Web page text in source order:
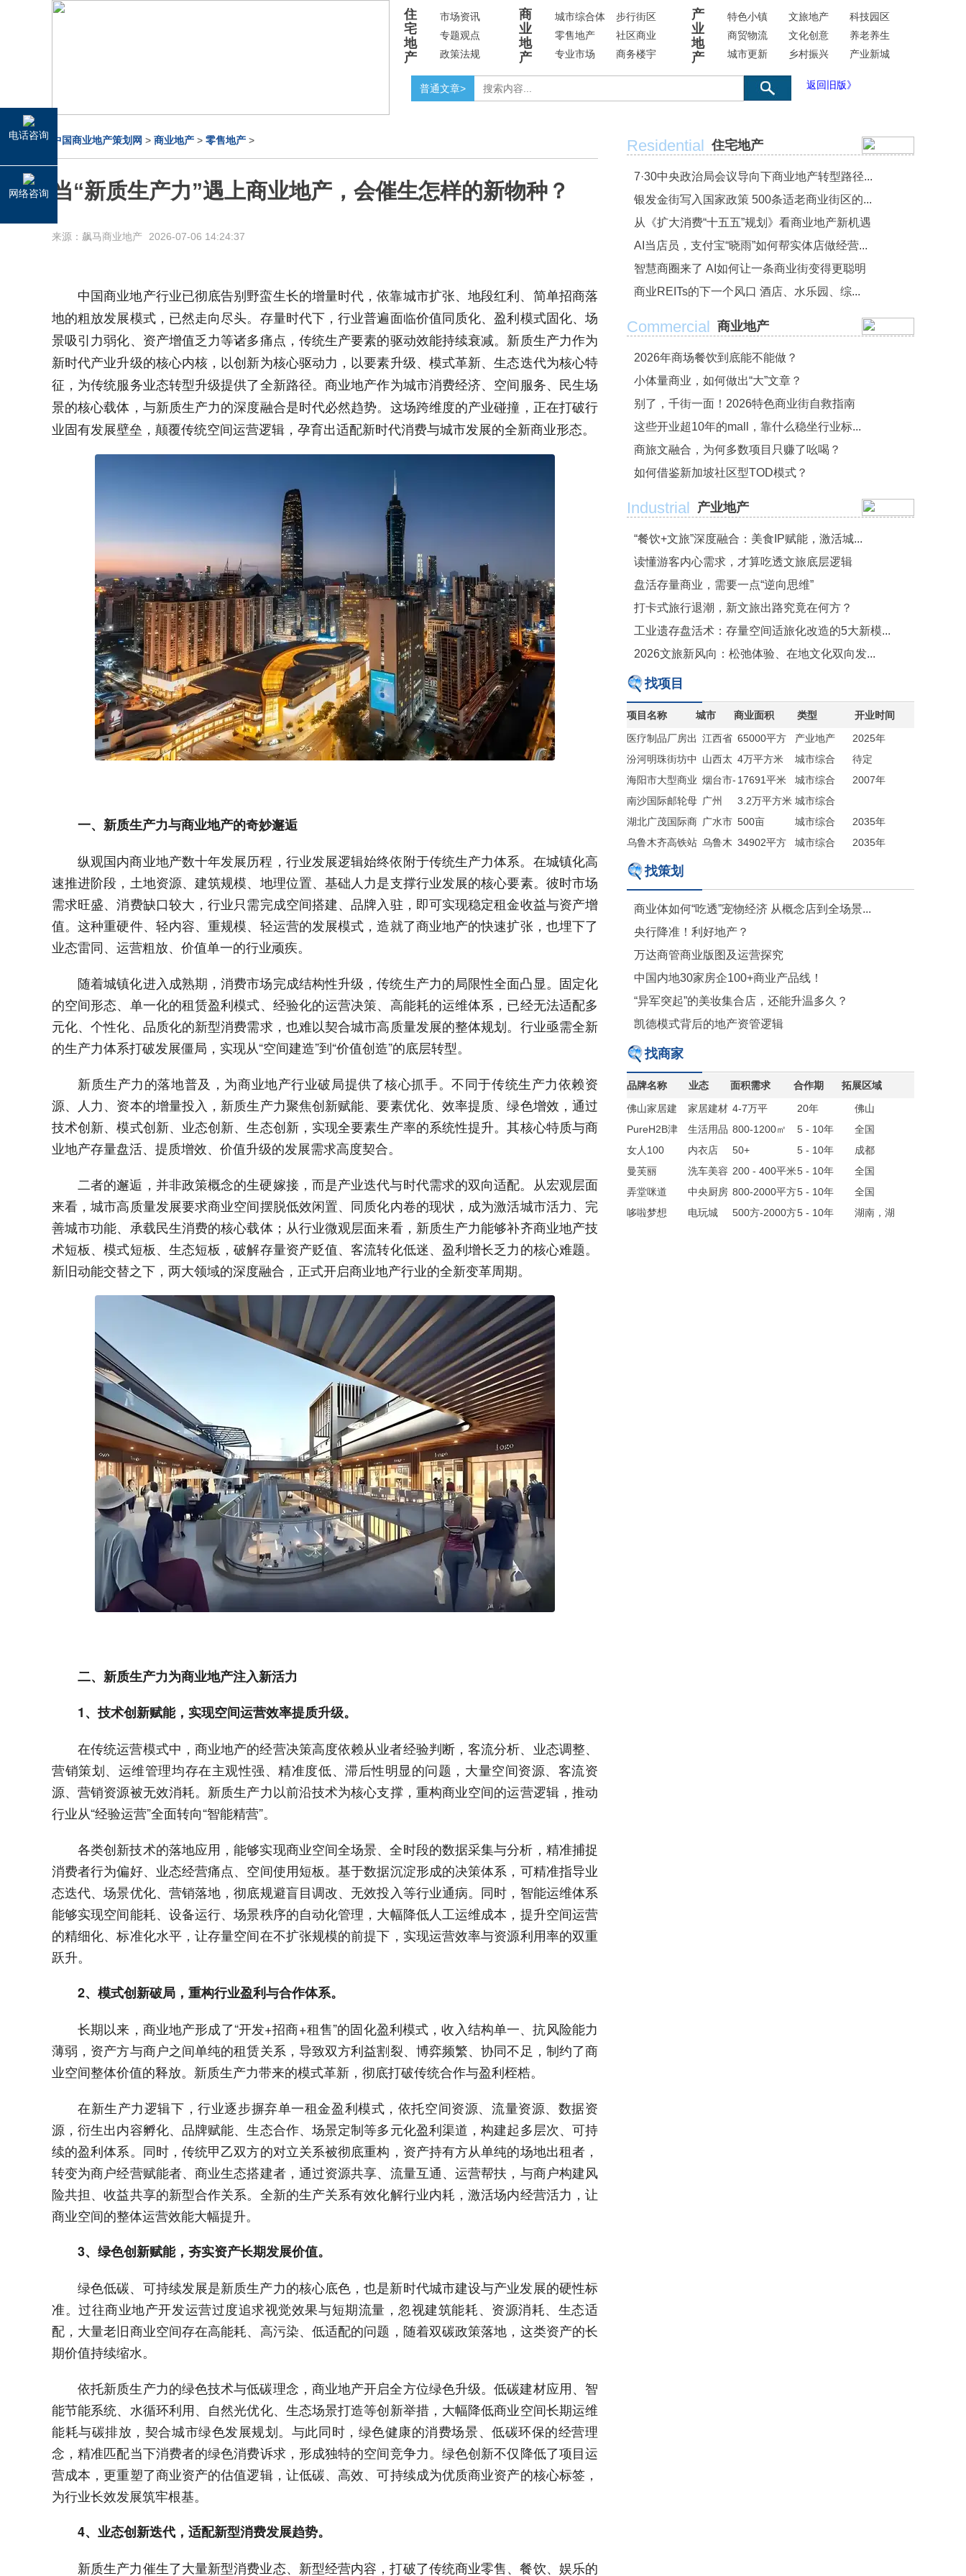
住
宅
地
产
市场资讯
专题观点
政策法规
商
业
地
产
城市综合体
步行街区
零售地产
社区商业
专业市场
商务楼宇
产
业
地
产
特色小镇 文旅地产
科技园区
商贸物流
文化创意
养老养生
城市更新
乡村振兴 产业新城
普通文章> 返回旧版》
中国商业地产策划网 > 商业地产 > 零售地产 >
当“新质生产力”遇上商业地产，会催生怎样的新物种？
来源：飙马商业地产 2026-07-06 14:24:37
中国商业地产行业已彻底告别野蛮生长的增量时代，依靠城市扩张、地段红利、简单招商落
地的粗放发展模式，已然走向尽头。存量时代下，行业普遍面临价值同质化、盈利模式固化、场
景吸引力弱化、资产增值乏力等诸多痛点，传统生产要素的驱动效能持续衰减。新质生产力作为
新时代产业升级的核心内核，以创新为核心驱动力，以要素升级、模式革新、生态迭代为核心特
征，为传统服务业态转型升级提供了全新路径。商业地产作为城市消费经济、空间服务、民生场
景的核心载体，与新质生产力的深度融合是时代必然趋势。这场跨维度的产业碰撞，正在打破行
业固有发展壁垒，颠覆传统空间运营逻辑，孕育出适配新时代消费与城市发展的全新商业形态。
一、新质生产力与商业地产的奇妙邂逅
纵观国内商业地产数十年发展历程，行业发展逻辑始终依附于传统生产力体系。在城镇化高
速推进阶段，土地资源、建筑规模、地理位置、基础人力是支撑行业发展的核心要素。彼时市场
需求旺盛、消费缺口较大，行业只需完成空间搭建、品牌入驻，即可实现稳定租金收益与资产增
值。这种重硬件、轻内容、重规模、轻运营的发展模式，造就了商业地产的快速扩张，也埋下了
业态雷同、运营粗放、价值单一的行业顽疾。
随着城镇化进入成熟期，消费市场完成结构性升级，传统生产力的局限性全面凸显。固定化
的空间形态、单一化的租赁盈利模式、经验化的运营决策、高能耗的运维体系，已经无法适配多
元化、个性化、品质化的新型消费需求，也难以契合城市高质量发展的整体规划。行业亟需全新
的生产力体系打破发展僵局，实现从“空间建造”到“价值创造”的底层转型。
新质生产力的落地普及，为商业地产行业破局提供了核心抓手。不同于传统生产力依赖资
源、人力、资本的增量投入，新质生产力聚焦创新赋能、要素优化、效率提质、绿色增效，通过
技术创新、模式创新、业态创新、生态创新，实现全要素生产率的系统性提升。其核心特质与商
业地产存量盘活、提质增效、价值升级的发展需求高度契合。
二者的邂逅，并非政策概念的生硬嫁接，而是产业迭代与时代需求的双向适配。从宏观层面
来看，城市高质量发展要求商业空间摆脱低效闲置、同质化内卷的现状，成为激活城市活力、完
善城市功能、承载民生消费的核心载体；从行业微观层面来看，新质生产力能够补齐商业地产技
术短板、模式短板、生态短板，破解存量资产贬值、客流转化低迷、盈利增长乏力的核心难题。
新旧动能交替之下，两大领域的深度融合，正式开启商业地产行业的全新变革周期。
二、新质生产力为商业地产注入新活力
1、技术创新赋能，实现空间运营效率提质升级。
在传统运营模式中，商业地产的经营决策高度依赖从业者经验判断，客流分析、业态调整、
营销策划、运维管理均存在主观性强、精准度低、滞后性明显的问题，大量空间资源、客流资
源、营销资源被无效消耗。新质生产力以前沿技术为核心支撑，重构商业空间的运营逻辑，推动
行业从“经验运营”全面转向“智能精营”。
各类创新技术的落地应用，能够实现商业空间全场景、全时段的数据采集与分析，精准捕捉
消费者行为偏好、业态经营痛点、空间使用短板。基于数据沉淀形成的决策体系，可精准指导业
态迭代、场景优化、营销落地，彻底规避盲目调改、无效投入等行业通病。同时，智能运维体系
能够实现空间能耗、设备运行、场景秩序的自动化管理，大幅降低人工运维成本，提升空间运营
的精细化、标准化水平，让存量空间在不扩张规模的前提下，实现运营效率与资源利用率的双重
跃升。
2、模式创新破局，重构行业盈利与合作体系。
长期以来，商业地产形成了“开发+招商+租售”的固化盈利模式，收入结构单一、抗风险能力
薄弱，资产方与商户之间单纯的租赁关系，导致双方利益割裂、博弈频繁、协同不足，制约了商
业空间整体价值的释放。新质生产力带来的模式革新，彻底打破传统合作与盈利桎梏。
在新生产力逻辑下，行业逐步摒弃单一租金盈利模式，依托空间资源、流量资源、数据资
源，衍生出内容孵化、品牌赋能、生态合作、场景定制等多元化盈利渠道，构建起多层次、可持
续的盈利体系。同时，传统甲乙双方的对立关系被彻底重构，资产持有方从单纯的场地出租者，
转变为商户经营赋能者、商业生态搭建者，通过资源共享、流量互通、运营帮扶，与商户构建风
险共担、收益共享的新型合作关系。全新的生产关系有效化解行业内耗，激活场内经营活力，让
商业空间的整体运营效能大幅提升。
3、绿色创新赋能，夯实资产长期发展价值。
绿色低碳、可持续发展是新质生产力的核心底色，也是新时代城市建设与产业发展的硬性标
准。过往商业地产开发运营过度追求视觉效果与短期流量，忽视建筑能耗、资源消耗、生态适
配，大量老旧商业空间存在高能耗、高污染、低适配的问题，随着双碳政策落地，这类资产的长
期价值持续缩水。
依托新质生产力的绿色技术与低碳理念，商业地产开启全方位绿色升级。低碳建材应用、智
能节能系统、水循环利用、自然光优化、生态场景打造等创新举措，大幅降低商业空间长期运维
能耗与碳排放，契合城市绿色发展规划。与此同时，绿色健康的消费场景、低碳环保的经营理
念，精准匹配当下消费者的绿色消费诉求，形成独特的空间竞争力。绿色创新不仅降低了项目运
营成本，更重塑了商业资产的估值逻辑，让低碳、高效、可持续成为优质商业资产的核心标签，
为行业长效发展筑牢根基。
4、业态创新迭代，适配新型消费发展趋势。
新质生产力催生了大量新型消费业态、新型经营内容，打破了传统商业零售、餐饮、娱乐的
Residential 住宅地产
7·30中央政治局会议导向下商业地产转型路径...
银发金街写入国家政策 500条适老商业街区的...
从《扩大消费“十五五”规划》看商业地产新机遇
AI当店员，支付宝“晓雨”如何帮实体店做经营...
智慧商圈来了 AI如何让一条商业街变得更聪明
商业REITs的下一个风口 酒店、水乐园、综...
Commercial 商业地产
2026年商场餐饮到底能不能做？
小体量商业，如何做出“大”文章？
别了，千街一面！2026特色商业街自救指南
这些开业超10年的mall，靠什么稳坐行业标...
商旅文融合，为何多数项目只赚了吆喝？
如何借鉴新加坡社区型TOD模式？
Industrial 产业地产
“餐饮+文旅”深度融合：美食IP赋能，激活城...
读懂游客内心需求，才算吃透文旅底层逻辑
盘活存量商业，需要一点“逆向思维”
打卡式旅行退潮，新文旅出路究竟在何方？
工业遗存盘活术：存量空间适旅化改造的5大新模...
2026文旅新风向：松弛体验、在地文化双向发...
找项目
项目名称 城市 商业面积 类型 开业时间
医疗制品厂房出
售
江西省
九江市
65000平方
米
产业地产
2025年
汾河明珠街坊中
心
山西太
原
4万平方米
城市综合
体
待定
海阳市大型商业
体出售
烟台市-
海阳市
17691平米
（赠送地下
室约5000平
米）
城市综合
体
2007年
南沙国际邮轮母
港商业综合体
广州 3.2万平方米 城市综合
体
湖北广茂国际商
贸新城
广水市 500亩
城市综合
体
2035年
乌鲁木齐高铁站
项目
乌鲁木 34902平方
城市综合
2035年
找策划
商业体如何“吃透”宠物经济 从概念店到全场景...
央行降准！利好地产？
万达商管商业版图及运营探究
中国内地30家房企100+商业产品线！
“异军突起”的美妆集合店，还能升温多久？
凯德模式背后的地产资管逻辑
找商家
品牌名称 业态 面积需求 合作期 拓展区域
佛山家居建
材联盟
家居建材 4-7万平 20年
佛山
PureH2B津
梁生活
生活用品
集合店
800-1200㎡ 5 - 10年
全国
女人100
内衣店 50+ 5 - 10年
成都
曼芙丽
洗车美容
店
200 - 400平米5 - 10年
全国
弄堂咪道
中央厨房 800-2000平方5 - 10年
全国
哆啦梦想
电玩城 500方-2000方5 - 10年
湖南，湖
电话咨询
网络咨询